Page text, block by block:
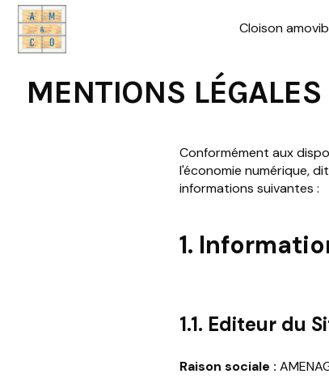
Cloison
MENTIONS LÉGALES
Conformément aux
l'économie numérique,
informations suivantes :
1.
1.1. Editeur du
Raison sociale :